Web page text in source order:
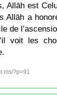
Allāh est
Allāh a
de
voit les
?p=91